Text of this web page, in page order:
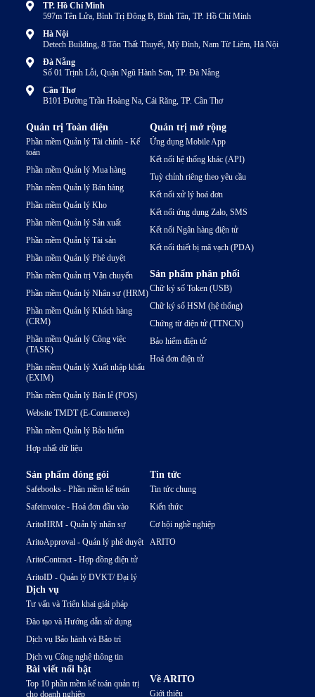
TP. Hồ Chí Minh
597m Tên Lửa, Bình Trị Đông B, Bình Tân, TP. Hồ Chí Minh
Hà Nội
Detech Building, 8 Tôn Thất Thuyết, Mỹ Đình, Nam Từ Liêm, Hà Nội
Đà Nẵng
Số 01 Trịnh Lỗi, Quận Ngũ Hành Sơn, TP. Đà Nẵng
Cần Thơ
B101 Đường Trần Hoàng Na, Cái Răng, TP. Cần Thơ
Quản trị Toàn diện
Phần mềm Quản lý Tài chính - Kế
toán
Phần mềm Quản lý Mua hàng
Phần mềm Quản lý Bán hàng
Phần mềm Quản lý Kho
Phần mềm Quản lý Sản xuất
Phần mềm Quản lý Tài sản
Phần mềm Quản lý Phê duyệt
Phần mềm Quản trị Vận chuyển
Phần mềm Quản lý Nhân sự (HRM)
Phần mềm Quản lý Khách hàng
(CRM)
Phần mềm Quản lý Công việc
(TASK)
Phần mềm Quản lý Xuất nhập khẩu
(EXIM)
Phần mềm Quản lý Bán lẻ (POS)
Website TMDT (E-Commerce)
Phần mềm Quản lý Bảo hiểm
Hợp nhất dữ liệu
Quản trị mở rộng
Ứng dụng Mobile App
Kết nối hệ thống khác (API)
Tuỳ chỉnh riêng theo yêu cầu
Kết nối xử lý hoá đơn
Kết nối ứng dụng Zalo, SMS
Kết nối Ngân hàng điện tử
Kết nối thiết bị mã vạch (PDA)
Sản phẩm phân phối
Chữ ký số Token (USB)
Chữ ký số HSM (hệ thống)
Chứng từ điện tử (TTNCN)
Bảo hiểm điện tử
Hoá đơn điện tử
Sản phẩm đóng gói
Safebooks - Phần mềm kế toán
Safeinvoice - Hoá đơn đầu vào
AritoHRM - Quản lý nhân sự
AritoApproval - Quản lý phê duyệt
AritoContract - Hợp đồng điện tử
AritoID - Quản lý DVKT/ Đại lý
Dịch vụ
Tư vấn và Triển khai giải pháp
Đào tạo và Hướng dẫn sử dụng
Dịch vụ Bảo hành và Bảo trì
Dịch vụ Công nghệ thông tin
Bài viết nổi bật
Top 10 phần mềm kế toán quản trị
cho doanh nghiệp
Tin tức
Tin tức chung
Kiến thức
Cơ hội nghề nghiệp
ARITO
Về ARITO
Giới thiệu